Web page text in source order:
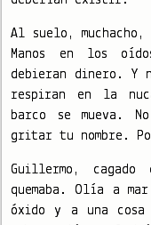
Al suelo, muchacho,
Manos en los
debieran dinero. Y
respiran en la
barco se mueva.
gritar tu nombre.
Guillermo,
quemaba. Olía a
óxido y a una